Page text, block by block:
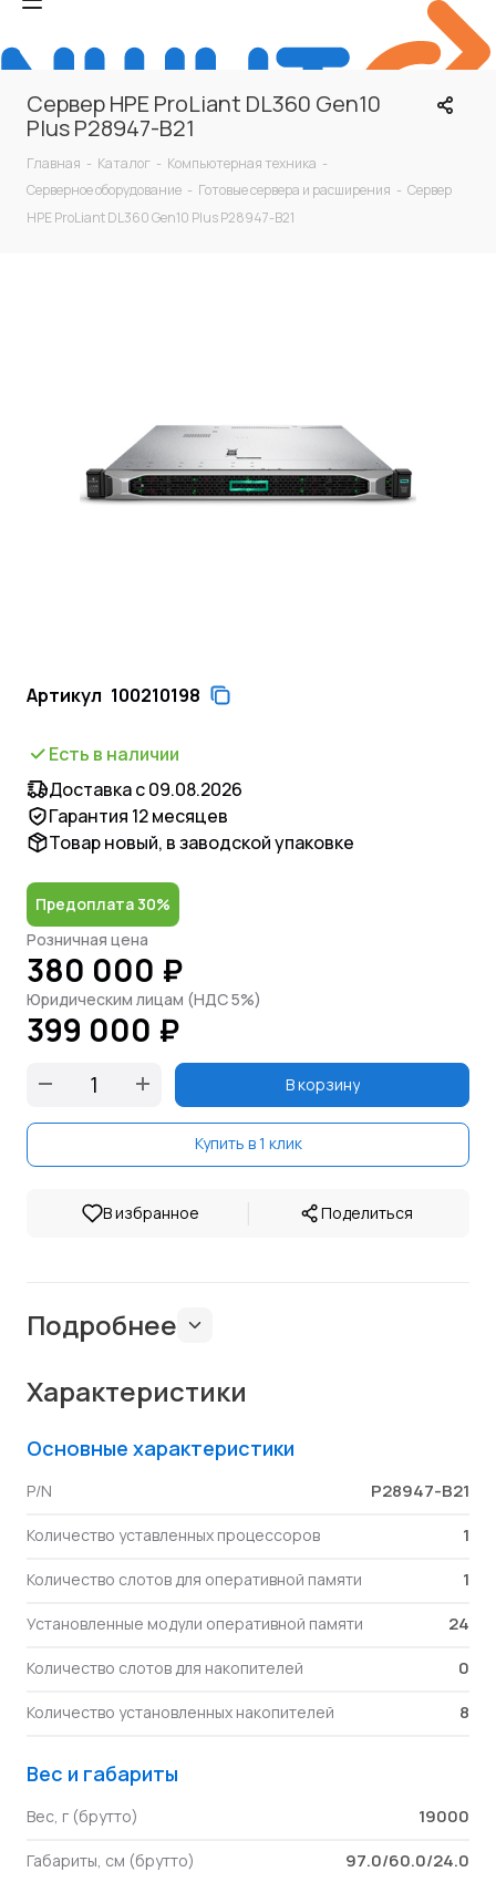
Сервер HPE ProLiant DL360 Gen10
Plus P28947-B21
Главная - Каталог - Компьютерная техника -
Серверное оборудование - Готовые сервера и расширения - Сервер
HPE ProLiant DL360 Gen10 Plus P28947-B21
Артикул 100210198
Есть в наличии
Доставка с 09.08.2026
Гарантия 12 месяцев
Товар новый, в заводской упаковке
Предоплата 30%
Розничная цена
380 000 ₽
Юридическим лицам (НДС 5%)
399 000 ₽
В корзину
Купить в 1 клик
В избранное | Поделиться
Подробнее
Характеристики
Основные характеристики
P/N P28947-B21
Количество уставленных процессоров 1
Количество слотов для оперативной памяти 1
Установленные модули оперативной памяти 24
Количество слотов для накопителей 0
Количество установленных накопителей 8
Вес и габариты
Вес, г (брутто) 19000
Габариты, см (брутто) 97.0/60.0/24.0